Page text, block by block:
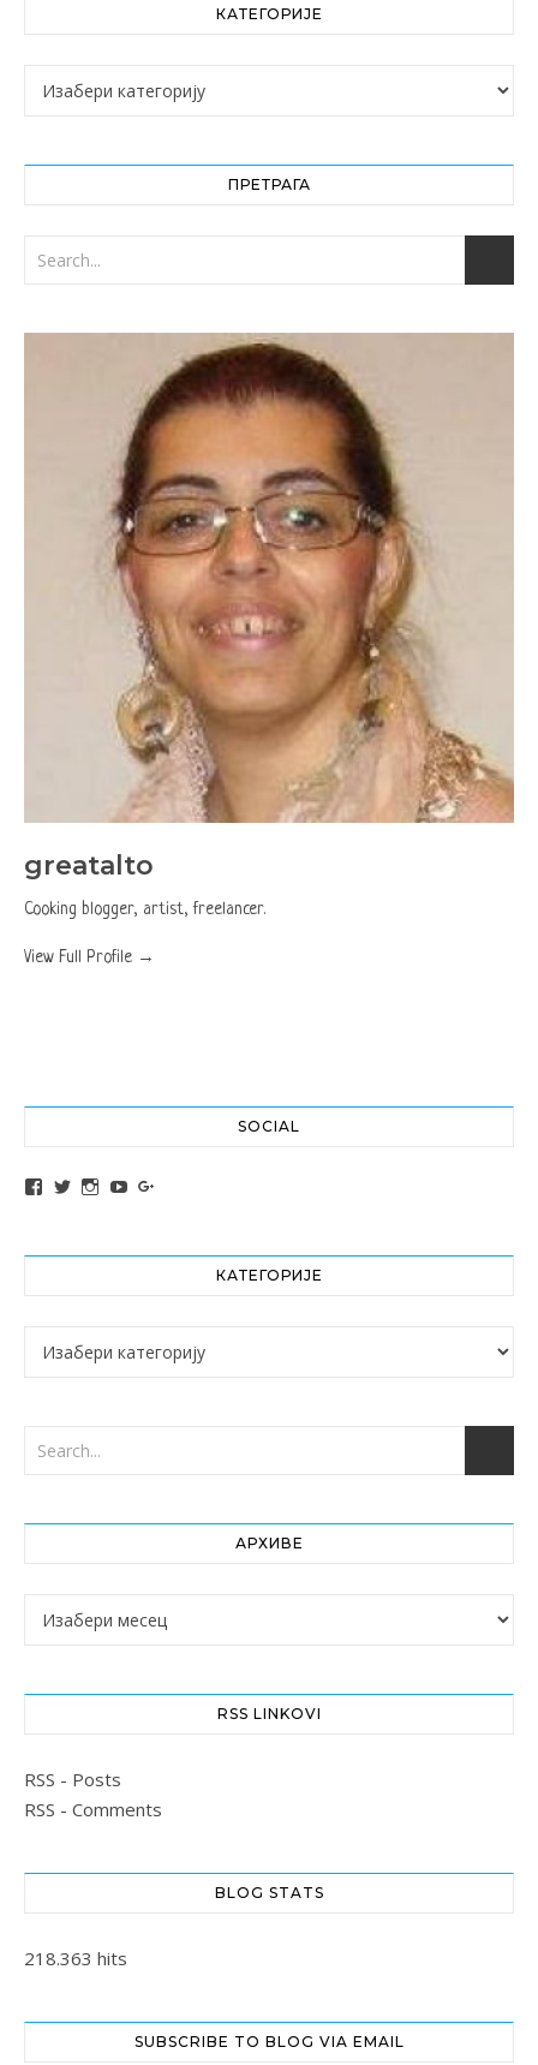
КАТЕГОРИЈЕ
Категорије
ПРЕТРАГА
greatalto
Cooking blogger, artist, freelancer.
View Full Profile →
SOCIAL
View altochef’s profile on Facebook
View jovancica73’s profile on Twitter
View jovancica73’s profile on Instagram
View jovancica73’s profile on YouTube
КАТЕГОРИЈЕ
Категорије
АРХИВЕ
Архиве
RSS LINKOVI
RSS - Posts
RSS - Comments
BLOG STATS
218.363 hits
SUBSCRIBE TO BLOG VIA EMAIL